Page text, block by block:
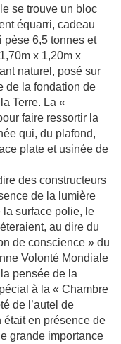
se trouve un bloc
équarri, cadeau
pèse 6,5 tonnes et
x 1,20m x
naturel, posé sur
de la fondation de
Terre. La «
faire ressortir la
qui, du plafond,
plate et usinée de
des constructeurs
de la lumière
surface polie, le
au dire du
de conscience » du
Volonté Mondiale
pensée de la
à la « Chambre
de l’autel de
était en présence de
grande importance